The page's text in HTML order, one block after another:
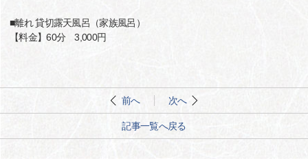
■離れ 貸切露天風呂（家族風呂）
【料金】60分 3,000円
前へ 次へ
記事一覧へ戻る